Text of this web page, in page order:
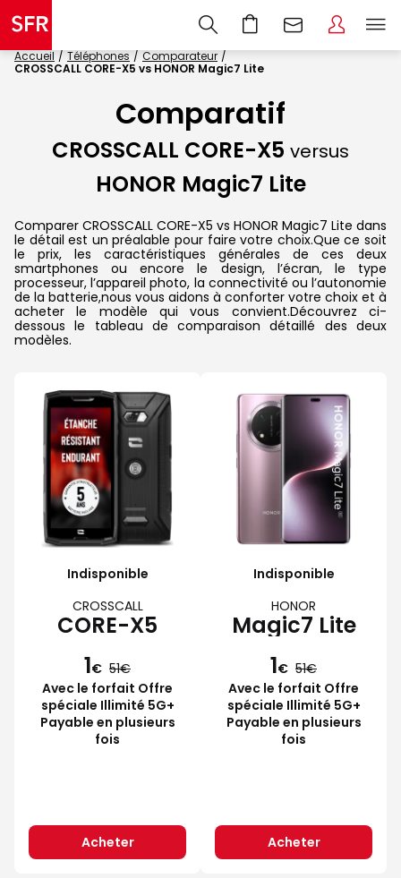
Accueil Téléphones
Comparateur
CROSSCALL CORE-X5 vs HONOR Magic7 Lite
Comparatif
CROSSCALL CORE-X5 versus
HONOR Magic7 Lite
Comparer CROSSCALL CORE-X5 vs HONOR Magic7 Lite dans
le détail est un préalable pour faire votre choix.Que ce soit
le prix, les caractéristiques générales de ces deux
smartphones ou encore le design, l’écran, le type
processeur, l’appareil photo, la connectivité ou l’autonomie
de la batterie,nous vous aidons à conforter votre choix et à
acheter le modèle qui vous convient.Découvrez ci-
dessous le tableau de comparaison détaillé des deux
modèles.
Indisponible
CROSSCALL
CORE-X5
1€ 51
Avec le forfait Offre
spéciale Illimité 5G+
Payable en plusieurs
fois
Acheter
Indisponible
HONOR
Magic7 Lite
1€ 51
Avec le forfait Offre
spéciale Illimité 5G+
Payable en plusieurs
fois
Acheter